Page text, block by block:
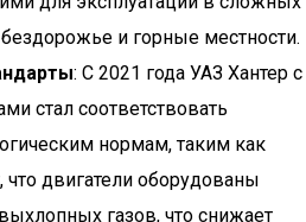
бездорожье и горные местности.
: С 2021 года УАЗ Хантер с
стал соответствовать
нормам, таким как
что двигатели оборудованы
газов, что снижает